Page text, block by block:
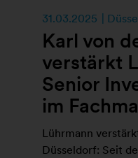
31.03.2025
Karl von
verstärkt
Senior
im
Lührmann
Düsseldorf: Seit